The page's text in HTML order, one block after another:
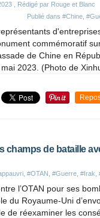
, Rédigé par Rouge et Blanc
Publié dans #Chine
commémoratif
de Chine en
2023. (Photo de
champs de bataille
#OTAN #Guerre #Irak
l’OTAN pour ses
du Royaume-Uni
de réexaminer les